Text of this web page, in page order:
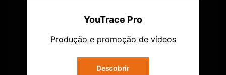
YouTrace Pro
Produção e promoção de vídeos
Descobrir